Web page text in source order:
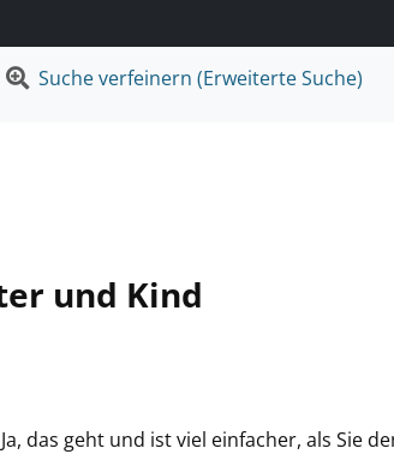
Suche verfeinern (Erweiterte Suche)
und Kind
das geht und ist viel einfacher, als Sie